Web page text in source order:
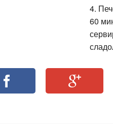
4.
60